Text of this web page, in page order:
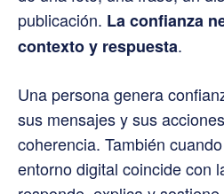
publicación. Laconfianza
contexto y respuesta.
Una persona genera
sus mensajes y sus
coherencia. También
entorno digital coincide con